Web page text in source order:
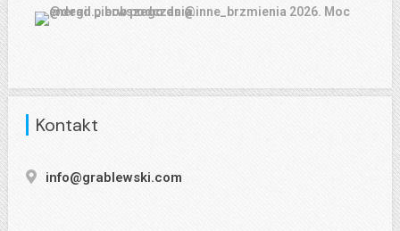
Kontakt
info@grablewski.com